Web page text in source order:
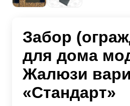
Забор
для дома
Жалюзи
«Стандарт»